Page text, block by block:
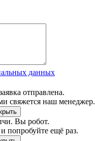
данных
отправлена.
свяжется наш менеджер.
Вы робот.
попробуйте ещё раз.